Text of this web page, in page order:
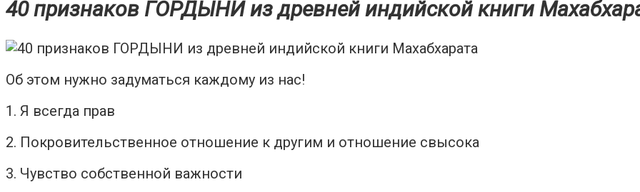
40 признаков ГОРДЫНИ из древней индийской книги
Об этом нужно задуматься каждому из нас!
1. Я всегда прав
2. Покровительственное отношение к другим и отношение свысока
3. Чувство собственной важности